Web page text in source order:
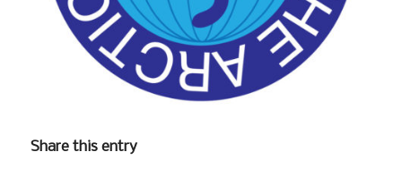
Share this entry